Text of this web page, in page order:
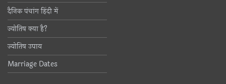
दैनिक पंचांग हिंदी में
ज्योतिष क्या है?
ज्योतिष उपाय
Marriage Dates